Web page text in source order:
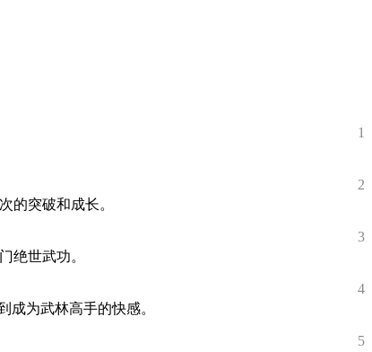
1
2
的突破和成长。
3
绝世武功。
4
为武林高手的快感。
5